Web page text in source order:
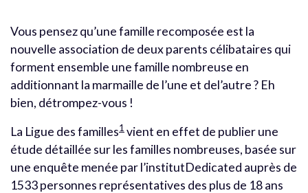
Vous pensez qu’une famille recomposée est la
nouvelle association de deux parents célibataires qui
forment ensemble une famille nombreuse en
additionnant la marmaille de l’une et del’autre ? Eh
bien, détrompez-vous !
La Ligue des familles1 vient en effet de publier une
étude détaillée sur les familles nombreuses, basée sur
une enquête menée par l’institutDedicated auprès de
1533 personnes représentatives des plus de 18 ans